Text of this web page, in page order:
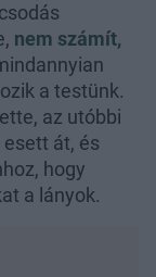
nem számít,
a testünk.
az utóbbi
át, és
hogy
a lányok.